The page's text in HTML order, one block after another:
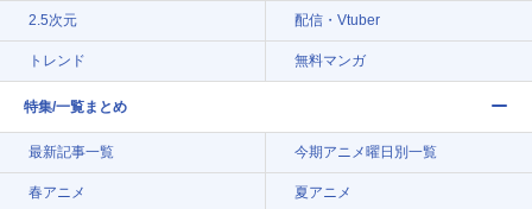
2.5次元 配信・Vtuber
トレンド 無料マンガ
特集/一覧まとめ
最新記事一覧 今期アニメ曜日別一覧
春アニメ 夏アニメ